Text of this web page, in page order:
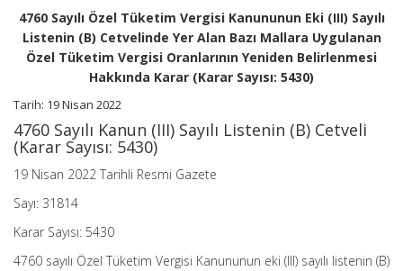
Tüketim
Vergisi
Oranlarının
Yeniden
Belirlenmesi
Karar
(Karar
Sayısı:
5430)
için
4760 Sayılı Özel Tüketim Vergisi Kanununun Eki (III) Sayılı
Listenin (B) Cetvelinde Yer Alan Bazı Mallara Uygulanan
Özel Tüketim Vergisi Oranlarının Yeniden Belirlenmesi
Hakkında Karar (Karar Sayısı: 5430)
Tarih: 19 Nisan 2022
4760 Sayılı Kanun (III) Sayılı Listenin (B) Cetveli
(Karar Sayısı: 5430)
19 Nisan 2022 Tarihli Resmi Gazete
Sayı: 31814
Karar Sayısı: 5430
4760 sayılı Özel Tüketim Vergisi Kanununun eki (III) sayılı listenin (B)